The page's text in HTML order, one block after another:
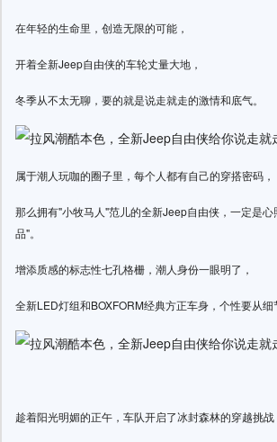
在年轻的生命里，创造无限的可能，
开着全新Jeep自由侠的车轮丈量大地，
冬季从不太无聊，要的就是说走就走的激情和底气。
属于潮人玩咖的圈子里，每个人都有自己的穿搭密码，
那么拥有"小牧马人"范儿的全新Jeep自由侠，一定是
品"。
增添质感的标志性七孔格栅，潮人身份一眼明了，
全新LED灯组和BOXFORM经典方正车身，个性要从细
趁着阳光明媚的正午，车队开启了冰封森林的穿越挑战